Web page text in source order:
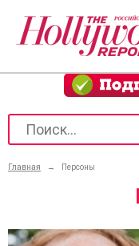
Главная → Персоны